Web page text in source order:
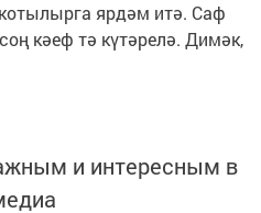
ярдәм итә. Саф
кәеф тә күтәрелә. Димәк,
и интересным в